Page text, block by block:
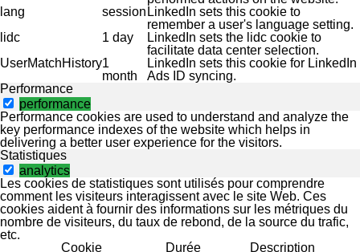
lang
session LinkedIn sets this cookie to
remember a user's language setting.
lidc
1 day
LinkedIn sets the lidc cookie to
facilitate data center selection.
UserMatchHistory1
month
LinkedIn sets this cookie for LinkedIn
Ads ID syncing.
Performance
performance
Performance cookies are used to understand and analyze the
key performance indexes of the website which helps in
delivering a better user experience for the visitors.
Statistiques
analytics
Les cookies de statistiques sont utilisés pour comprendre
comment les visiteurs interagissent avec le site Web. Ces
cookies aident à fournir des informations sur les métriques du
nombre de visiteurs, du taux de rebond, de la source du trafic,
etc.
Cookie
Durée
Description